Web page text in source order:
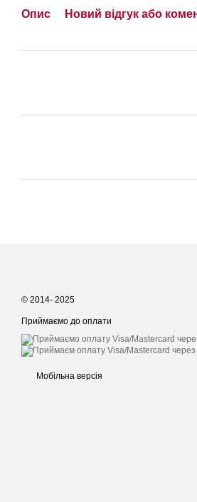
Опис Новий відгук або
© 2014- 2025
Приймаємо до оплати
Мобільна версія